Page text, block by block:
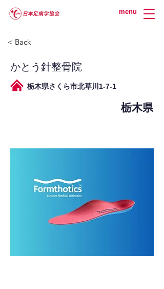
menu
< Back
かとう針整骨院
栃木県さくら市北草川1-7-1
栃木県